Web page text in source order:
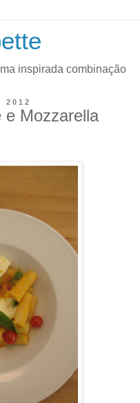
inspirada combinação
e Mozzarella